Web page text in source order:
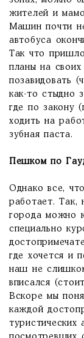
жителей и
Машин почти
автобуса
Так что
планы на
позавидовать
как-то стыдно
где по закону
ходить на
зубная паста.
Пешком по
Однако все,
работает. Так,
города можно
специально
где хочется и
наш не
вписался
Вскоре мы
каждой
туристических